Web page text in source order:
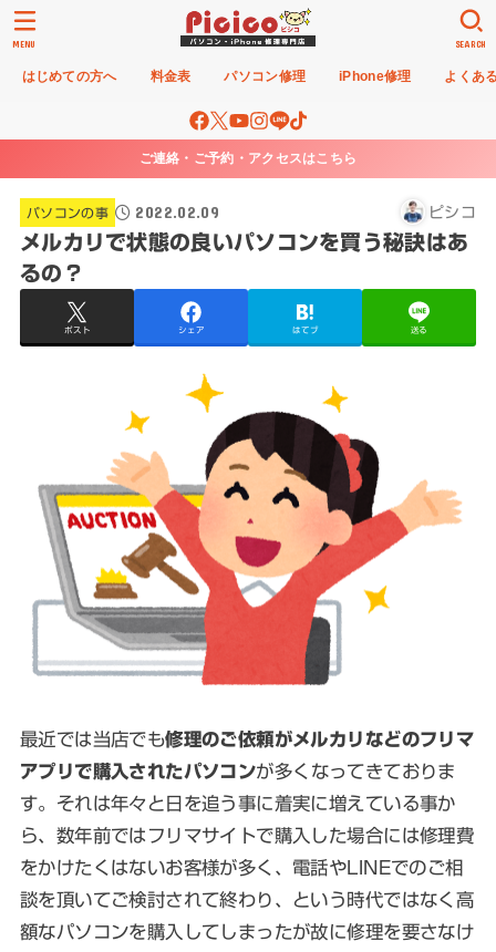
はじめての方へ 料金表 パソコン修理 iPhone修理 よくあ
SEARCH
MENU
ご連絡・ご予約・アクセスはこちら
パソコンの事 2022.02.09 ピシコ
メルカリで状態の良いパソコンを買う秘訣はあ
るの？
ポスト シェア はてブ 送る
最近では当店でも修理のご依頼がメルカリなどのフリマ
アプリで購入されたパソコンが多くなってきておりま
す。それは年々と日を追う事に着実に増えている事か
ら、数年前ではフリマサイトで購入した場合には修理費
をかけたくはないお客様が多く、電話やLINEでのご相
談を頂いてご検討されて終わり、という時代ではなく高
額なパソコンを購入してしまったが故に修理を要さなけ